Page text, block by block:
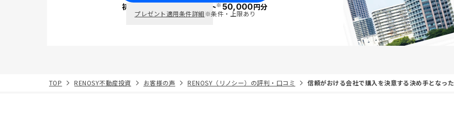
初回面談で ポイント※50,000円分
プレゼント適用条件詳細※条件・上限あり
TOP RENOSY不動産投資 お客様の声 RENOSY（リノシー）の評判・口コミ 信頼がおける会社で購入を決意する決め手となった